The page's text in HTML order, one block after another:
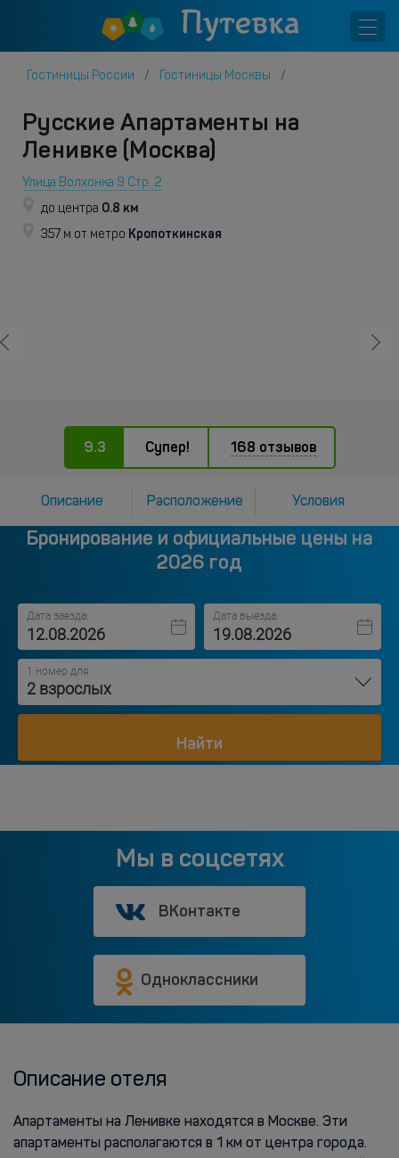
Гостиницы России Гостиницы Москвы
Русские Апартаменты на
Ленивке (Москва)
Улица Волхонка 9 Стр. 2
до центра 0.8 км
357 м от метро Кропоткинская
9.3 Супер! 168 отзывов
Описание Расположение Условия
Бронирование и официальные цены на
2026 год
Дата заезда: Дата выезда:
1 номер для
2 взрослых
Найти
Мы в соцсетях
ВКонтакте
Одноклассники
Описание отеля
Апартаменты на Ленивке находятся в Москве. Эти
апартаменты располагаются в 1 км от центра города.